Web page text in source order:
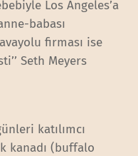
Los Angeles’a
babası
firması ise
Seth Meyers
katılımcı
kanadı (buffalo